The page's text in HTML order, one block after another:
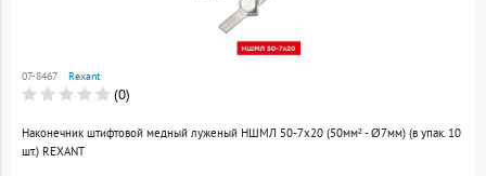
Товар добавлен к
сравнению
07-8467 Rexant
(0)
Наконечник штифтовой медный луженый НШМЛ 50-7х20 (50мм² - Ø7мм) (в упак. 10
шт.) REXANT